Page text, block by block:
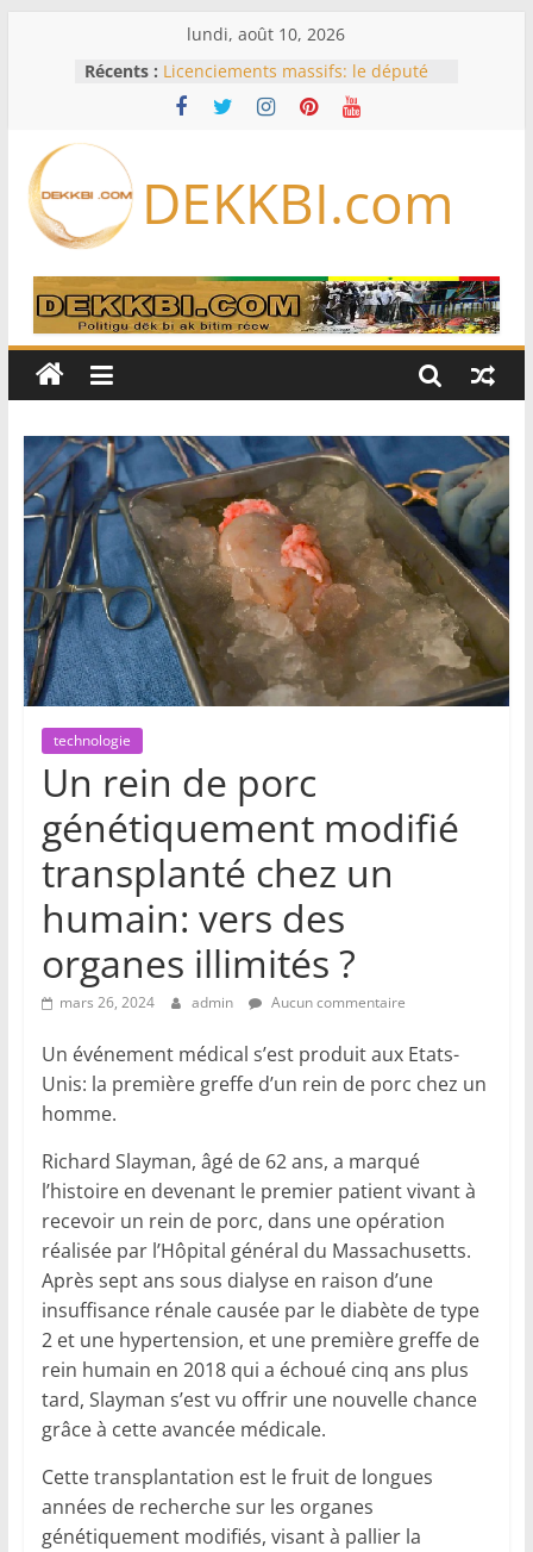
lundi, août 10, 2026
Récents : Licenciements massifs: le député
Mbaye DIONE interpelle le
gouvernement sur plus de 30 000
des exportations sénégalaises se
dessine
pouvoirs du Bureau
Opinion – Alioune Ndoye, maire du
Plateau : Le Parti socialiste n’est
pas à vendre
que les Etats-Unis acceptent
DEKKBI.com
technologie
Un rein de porc
génétiquement modifié
transplanté chez un
humain: vers des
organes illimités ?
mars 26, 2024 admin Aucun commentaire
Un événement médical s’est produit aux Etats-
Unis: la première greffe d’un rein de porc chez un
homme.
Richard Slayman, âgé de 62 ans, a marqué
l’histoire en devenant le premier patient vivant à
recevoir un rein de porc, dans une opération
réalisée par l’Hôpital général du Massachusetts.
Après sept ans sous dialyse en raison d’une
insuffisance rénale causée par le diabète de type
2 et une hypertension, et une première greffe de
rein humain en 2018 qui a échoué cinq ans plus
tard, Slayman s’est vu offrir une nouvelle chance
grâce à cette avancée médicale.
Cette transplantation est le fruit de longues
années de recherche sur les organes
génétiquement modifiés, visant à pallier la